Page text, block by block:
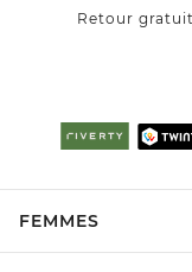
Retour gratuit
FEMMES